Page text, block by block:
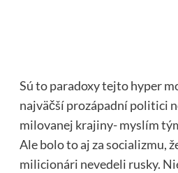
Sú to paradoxy tejto hyper
najväčší prozápadní politici
milovanej krajiny- myslím
Ale bolo to aj za socializmu,
milicionári nevedeli rusky.